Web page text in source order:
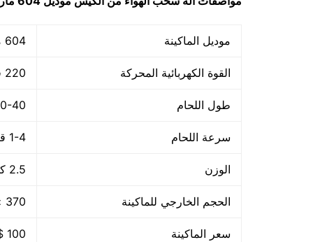
موديل الماكينة 604 ماركة مهندس منسي
القوة الكهربائية المحركة 220 فولت – 50هرتز
طول اللحام 30-40
سرعة اللحام 1-4 قطعة/الدقيقة
الوزن 2.5 كجم
الحجم الخارجي للماكينة 370 × 140 × 73 مم
سعر الماكينة 100 $ او ما يعادله بالجنيه المصرى